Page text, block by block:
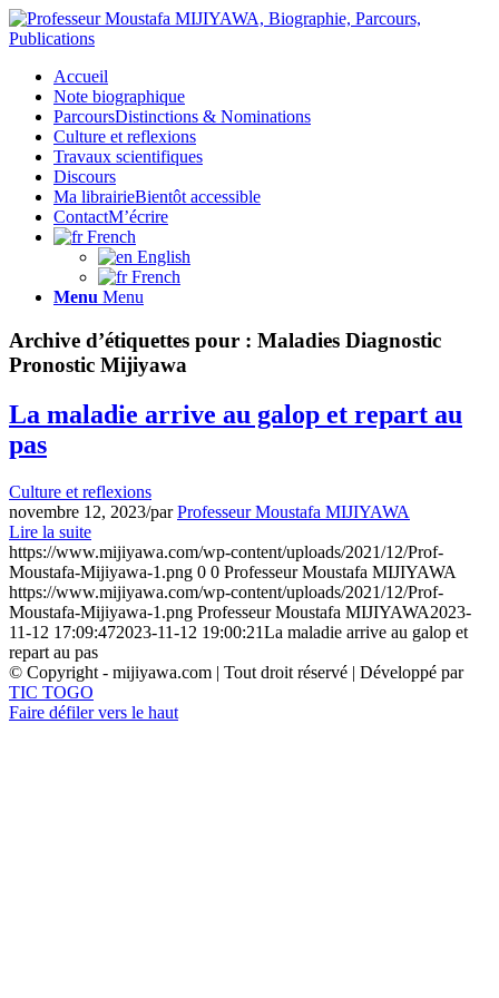
Accueil
Note biographique
ParcoursDistinctions & Nominations
Culture et reflexions
Travaux scientifiques
Discours
Ma librairieBientôt accessible
ContactM’écrire
French
English
French
Menu Menu
Archive d’étiquettes pour : Maladies Diagnostic
Pronostic Mijiyawa
La maladie arrive au galop et repart au
pas
Culture et reflexions
novembre 12, 2023/parProfesseur Moustafa MIJIYAWA
Lire la suite
https://www.mijiyawa.com/wp-content/uploads/2021/12/Prof-
Moustafa-Mijiyawa-1.png 0 0 Professeur Moustafa MIJIYAWA
https://www.mijiyawa.com/wp-content/uploads/2021/12/Prof-
Moustafa-Mijiyawa-1.png Professeur Moustafa MIJIYAWA2023-
11-12 17:09:472023-11-12 19:00:21La maladie arrive au galop et
repart au pas
© Copyright - mijiyawa.com | Tout droit réservé | Développé par
TIC TOGO
Faire défiler vers le haut